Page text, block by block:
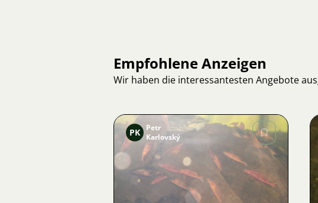
Empfohlene Anzeigen
Wir haben die interessantesten Angebote
Bild
PK
Petr
Karlovský